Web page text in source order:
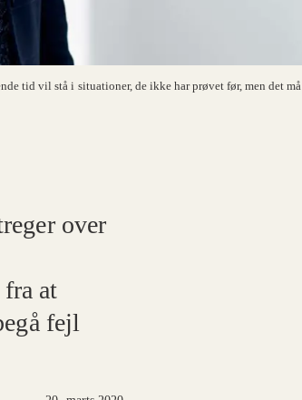
tid vil stå i situationer, de ikke har prøvet før, men det må
over
at
fejl